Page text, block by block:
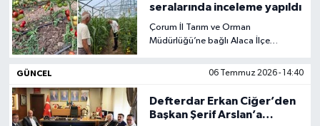
seralarında inceleme yapıldı
Çorum İl Tarım ve Orman
Müdürlüğü’ne bağlı Alaca İlçe
kontrolleri kapsamında domates
GÜNCEL 06 Temmuz 2026 - 14:40
Defterdar Erkan Ciğer’den
Başkan Şerif Arslan’a